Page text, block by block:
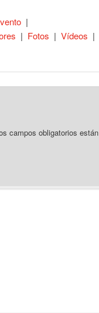
|
| Fotos | Vídeos |
campos obligatorios están